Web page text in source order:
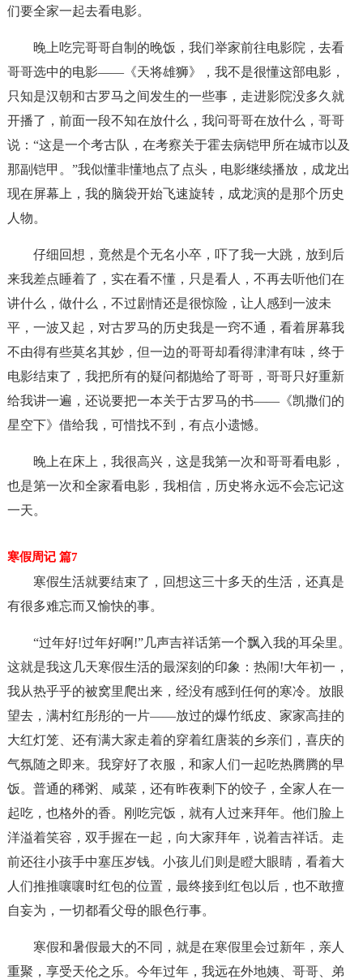
们要全家一起去看电影。
晚上吃完哥哥自制的晚饭，我们举家前往电影院，去看
哥哥选中的电影——《天将雄狮》，我不是很懂这部电影，
只知是汉朝和古罗马之间发生的一些事，走进影院没多久就
开播了，前面一段不知在放什么，我问哥哥在放什么，哥哥
说：“这是一个考古队，在考察关于霍去病铠甲所在城市以及
那副铠甲。”我似懂非懂地点了点头，电影继续播放，成龙出
现在屏幕上，我的脑袋开始飞速旋转，成龙演的是那个历史
人物。
仔细回想，竟然是个无名小卒，吓了我一大跳，放到后
来我差点睡着了，实在看不懂，只是看人，不再去听他们在
讲什么，做什么，不过剧情还是很惊险，让人感到一波未
平，一波又起，对古罗马的历史我是一窍不通，看着屏幕我
不由得有些莫名其妙，但一边的哥哥却看得津津有味，终于
电影结束了，我把所有的疑问都抛给了哥哥，哥哥只好重新
给我讲一遍，还说要把一本关于古罗马的书——《凯撒们的
星空下》借给我，可惜找不到，有点小遗憾。
晚上在床上，我很高兴，这是我第一次和哥哥看电影，
也是第一次和全家看电影，我相信，历史将永远不会忘记这
一天。
寒假周记 篇7
寒假生活就要结束了，回想这三十多天的生活，还真是
有很多难忘而又愉快的事。
“过年好!过年好啊!”几声吉祥话第一个飘入我的耳朵里。
这就是我这几天寒假生活的最深刻的印象：热闹!大年初一，
我从热乎乎的被窝里爬出来，经没有感到任何的寒冷。放眼
望去，满村红彤彤的一片——放过的爆竹纸皮、家家高挂的
大红灯笼、还有满大家走着的穿着红唐装的乡亲们，喜庆的
气氛随之即来。我穿好了衣服，和家人们一起吃热腾腾的早
饭。普通的稀粥、咸菜，还有昨夜剩下的饺子，全家人在一
起吃，也格外的香。刚吃完饭，就有人过来拜年。他们脸上
洋溢着笑容，双手握在一起，向大家拜年，说着吉祥话。走
前还往小孩手中塞压岁钱。小孩儿们则是瞪大眼睛，看着大
人们推推嚷嚷时红包的位置，最终接到红包以后，也不敢擅
自妄为，一切都看父母的眼色行事。
寒假和暑假最大的不同，就是在寒假里会过新年，亲人
重聚，享受天伦之乐。今年过年，我远在外地姨、哥哥、弟